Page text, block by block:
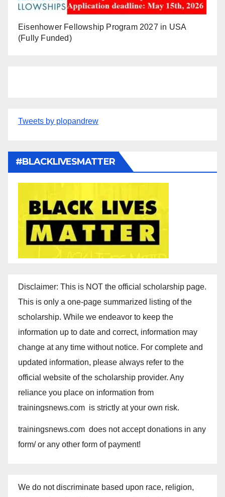
Eisenhower Fellowship Program 2027 in USA
(Fully Funded)
Tweets by plopandrew
#BLACKLIVESMATTER
Disclaimer: This is NOT the official scholarship page.
This is only a one-page summarized listing of the
scholarship. While we endeavor to keep the
information up to date and correct, information may
change at any time without notice. For complete and
updated information, please always refer to the
official website of the scholarship provider. Any
reliance you place on information from
trainingsnews.com is strictly at your own risk.
trainingsnews.com does not accept donations in any
form/ or any other form of payment!
We do not discriminate based upon race, religion,